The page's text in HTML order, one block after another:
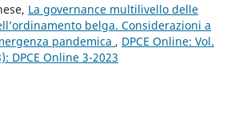
La governance multilivello delle
belga. Considerazioni a
pandemica , DPCE Online: Vol.
DPCE Online 3-2023